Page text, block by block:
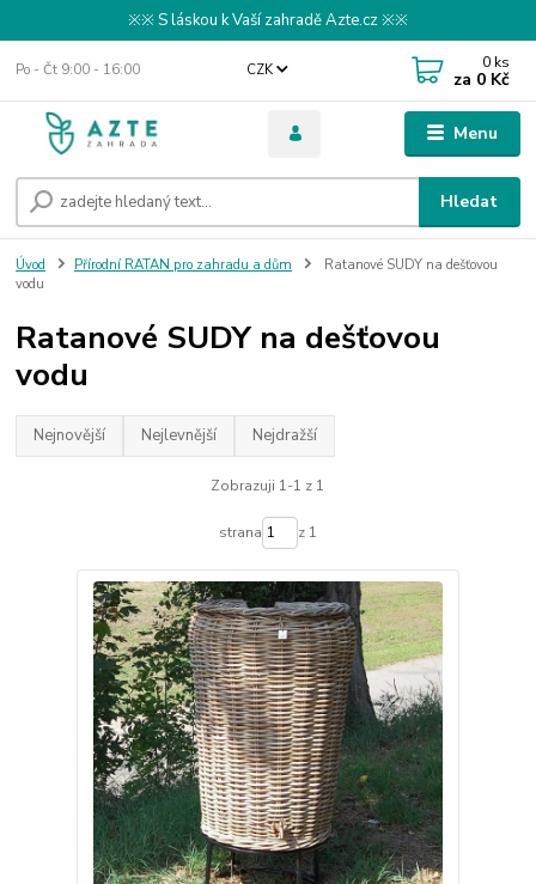
※※ S láskou k Vaší zahradě Azte.cz ※※
Menu
CZK
Hledat
Po - Čt 9:00 - 16:00 0 ks
za 0 Kč
Úvod Přírodní RATAN pro zahradu a dům
Ratanové SUDY na dešťovou
vodu
Ratanové SUDY na dešťovou
vodu
Nejnovější Nejlevnější Nejdražší
Zobrazuji 1-1 z 1
strana z 1